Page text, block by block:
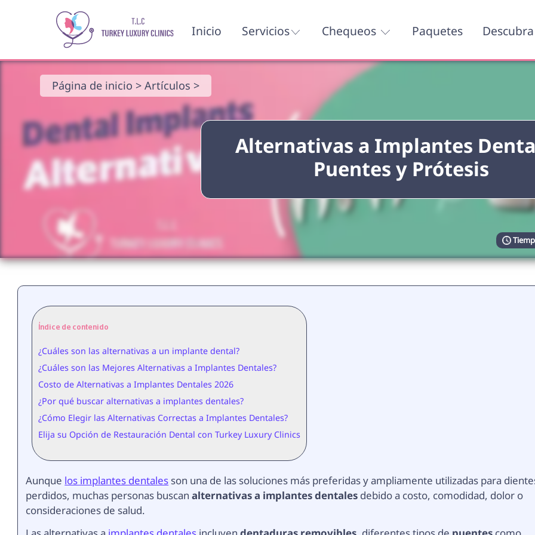
Inicio Servicios Chequeos Paquetes
Alternativas a Implantes
Puentes y Prótesis
Página de inicio >Artículos >
Índice de contenido
¿Cuáles son las alternativas a un implante dental?
¿Cuáles son las Mejores Alternativas a Implantes Dentales?
Costo de Alternativas a Implantes Dentales 2026
¿Por qué buscar alternativas a implantes dentales?
¿Cómo Elegir las Alternativas Correctas a Implantes Dentales?
Elija su Opción de Restauración Dental con Turkey Luxury Clinics
Aunque los implantes dentales son una de las soluciones más preferidas y ampliamente utilizadas para
perdidos, muchas personas buscanalternativas a implantes dentales debido a costo, comodidad, dolor o
consideraciones de salud.